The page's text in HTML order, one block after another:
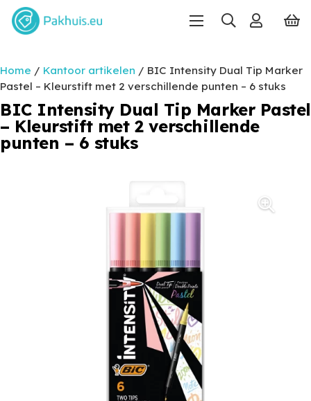
Home / Kantoor artikelen / BIC Intensity Dual Tip Marker
Pastel – Kleurstift met 2 verschillende punten – 6 stuks
BIC Intensity Dual Tip Marker Pastel
– Kleurstift met 2 verschillende
punten – 6 stuks